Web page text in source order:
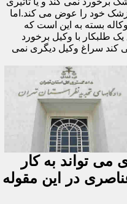
پزشک خود را عوض می کند.اما
بسته به این است که
طلبکار با وکیل برخورد
کند سراغ وکیل دیگری نمی
تواند به کار
در این مقوله